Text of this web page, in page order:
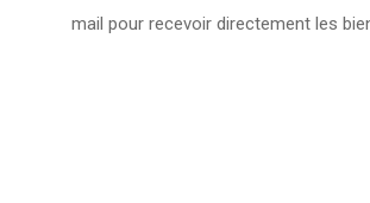
mail pour recevoir directement les